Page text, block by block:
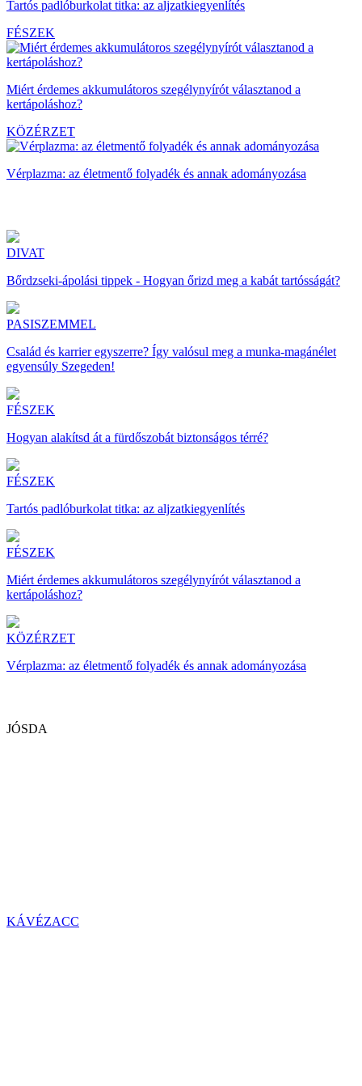
Tartós padlóburkolat titka: az aljzatkiegyenlítés
FÉSZEK
Miért érdemes akkumulátoros szegélynyírót választanod a
kertápoláshoz?
KÖZÉRZET
Vérplazma: az életmentő folyadék és annak adományozása
DIVAT
Bőrdzseki-ápolási tippek - Hogyan őrizd meg a kabát tartósságát?
PASISZEMMEL
Család és karrier egyszerre? Így valósul meg a munka-magánélet
egyensúly Szegeden!
FÉSZEK
Hogyan alakítsd át a fürdőszobát biztonságos térré?
FÉSZEK
Tartós padlóburkolat titka: az aljzatkiegyenlítés
FÉSZEK
Miért érdemes akkumulátoros szegélynyírót választanod a
kertápoláshoz?
KÖZÉRZET
Vérplazma: az életmentő folyadék és annak adományozása
JÓSDA
KÁVÉZACC